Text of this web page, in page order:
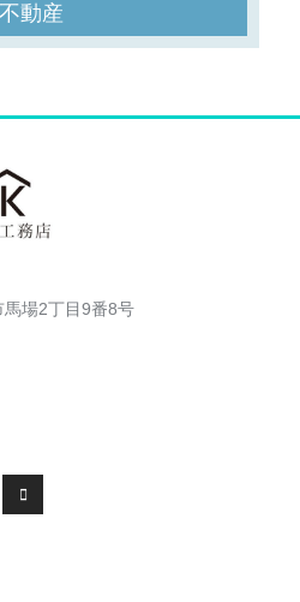
不動産
場2丁目9番8号